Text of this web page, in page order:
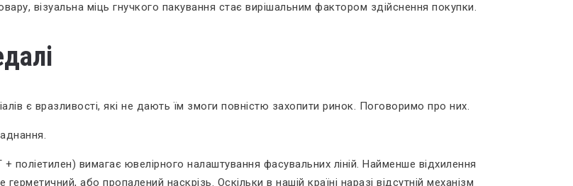
візуальна міць гнучкого пакування стає вирішальним фактором здійснення покупки.
є вразливості, які не дають їм змоги повністю захопити ринок. Поговоримо про них.
вимагає ювелірного налаштування фасувальних ліній. Найменше відхилення
герметичний, або пропалений наскрізь. Оскільки в нашій країні наразі відсутній механізм